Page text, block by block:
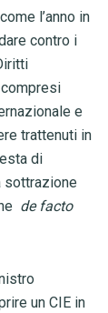
l’anno in
contro i
e
trattenuti in
di
sottrazione
de facto
un CIE in